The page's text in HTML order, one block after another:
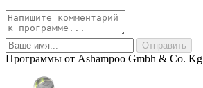
Программы от Ashampoo Gmbh & Co. Kg